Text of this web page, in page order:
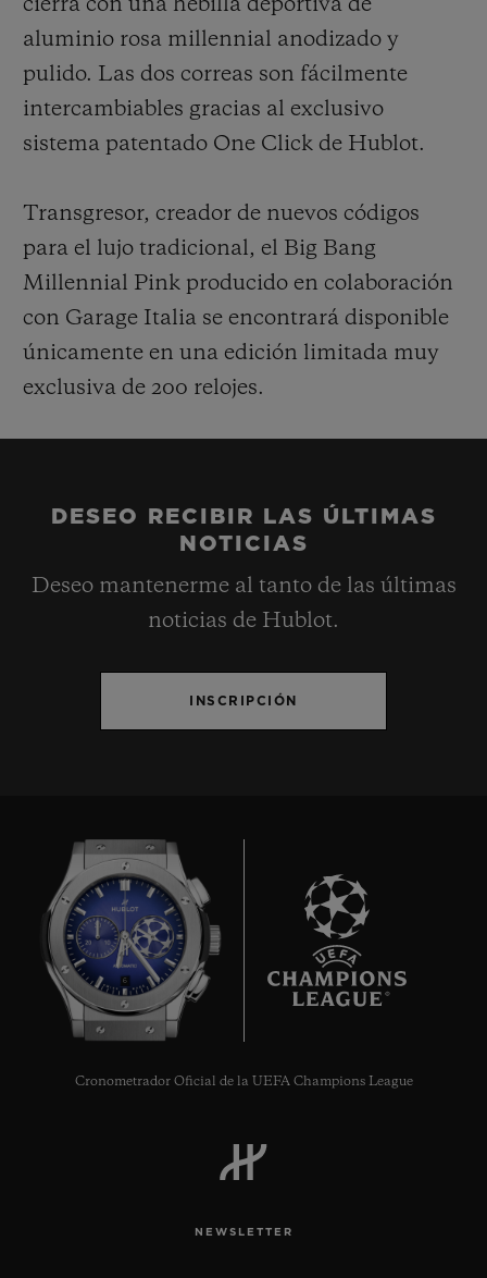
cierra con una hebilla deportiva de
aluminio rosa millennial anodizado y
pulido. Las dos correas son fácilmente
intercambiables gracias al exclusivo
sistema patentado One Click de Hublot.
Transgresor, creador de nuevos códigos
para el lujo tradicional, el Big Bang
Millennial Pink producido en colaboración
con Garage Italia se encontrará disponible
únicamente en una edición limitada muy
exclusiva de 200 relojes.
DESEO RECIBIR LAS ÚLTIMAS
NOTICIAS
Deseo mantenerme al tanto de las últimas
noticias de Hublot.
INSCRIPCIÓN
6
Cronometrador Oficial de la UEFA Champions League
NEWSLETTER